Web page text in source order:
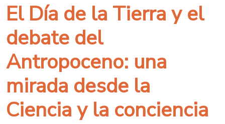
El Día de la Tierra y el
debate del
Antropoceno: una
mirada desde la
Ciencia y la conciencia